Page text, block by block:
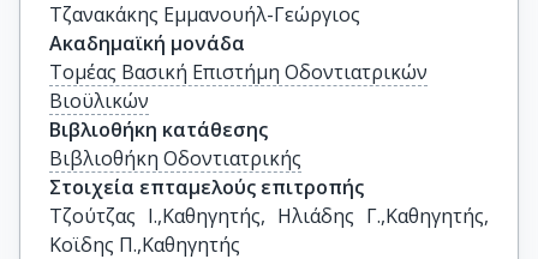
Τζανακάκης Εμμανουήλ-Γεώργιος
Ακαδημαϊκή μονάδα
Τομέας Βασική Επιστήμη Οδοντιατρικών
Βιοϋλικών
Βιβλιοθήκη κατάθεσης
Βιβλιοθήκη Οδοντιατρικής
Στοιχεία επταμελούς επιτροπής
Τζούτζας Ι.,Καθηγητής, Ηλιάδης Γ.,Καθηγητής,
Κοϊδης Π.,Καθηγητής